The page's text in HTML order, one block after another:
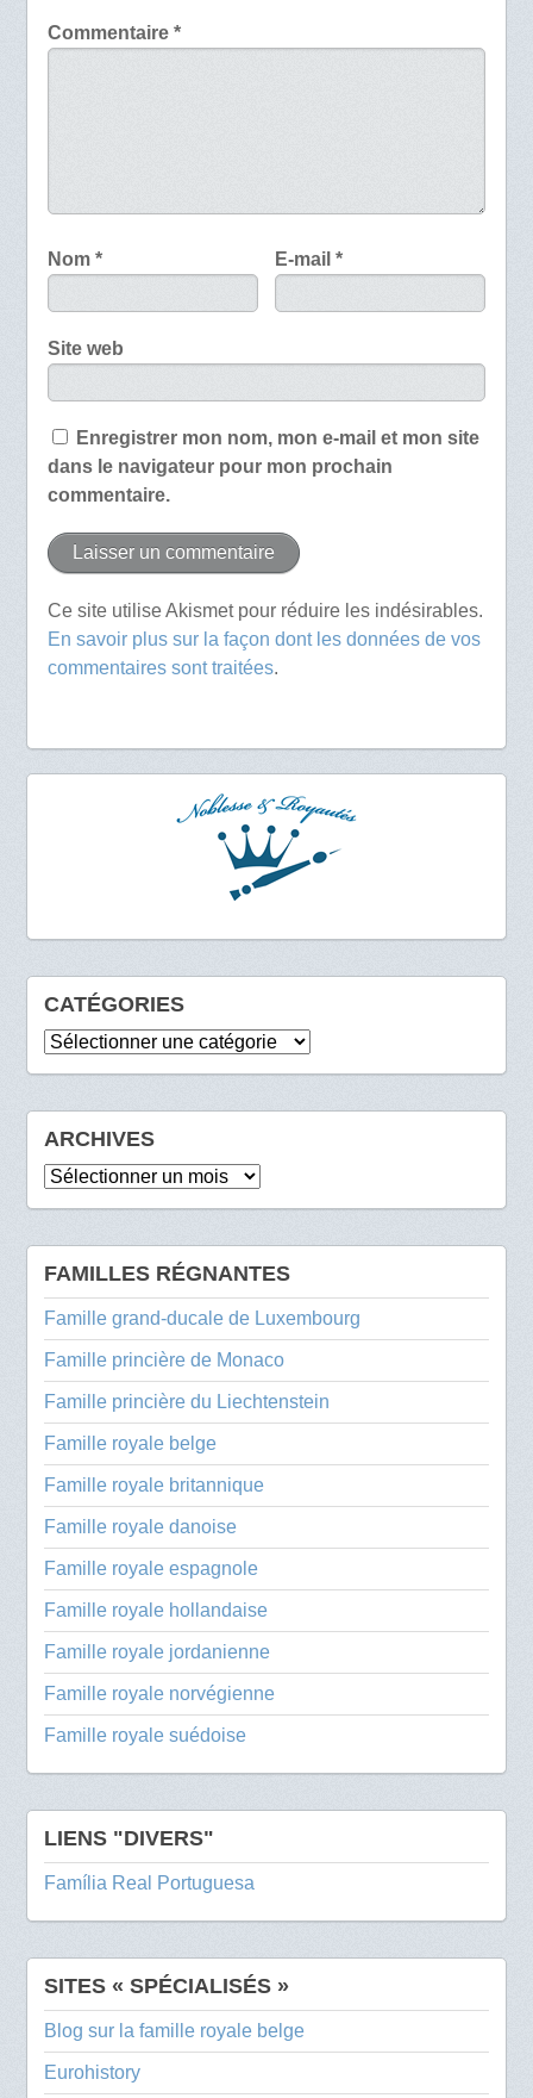
Commentaire *
Nom * E-mail*
Site web
Enregistrer mon nom, mon e-mail et mon site
dans le navigateur pour mon prochain
commentaire.
Ce site utilise Akismet pour réduire les indésirables.
En savoir plus sur la façon dont les données de vos
commentaires sont traitées.
CATÉGORIES
Catégories
ARCHIVES
Archives
FAMILLES RÉGNANTES
Famille grand-ducale de Luxembourg
Famille princière de Monaco
Famille princière du Liechtenstein
Famille royale belge
Famille royale britannique
Famille royale danoise
Famille royale espagnole
Famille royale hollandaise
Famille royale jordanienne
Famille royale norvégienne
Famille royale suédoise
LIENS "DIVERS"
Família Real Portuguesa
SITES « SPÉCIALISÉS »
Blog sur la famille royale belge
Eurohistory